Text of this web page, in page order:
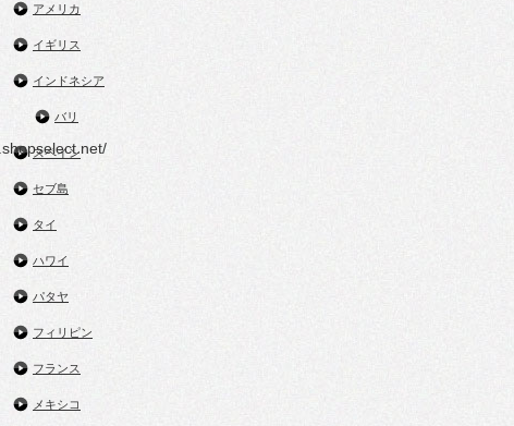
アメリカ
イギリス
インドネシア
バリ
スペイン
セブ島
タイ
ハワイ
パタヤ
フィリピン
フランス
メキシコ